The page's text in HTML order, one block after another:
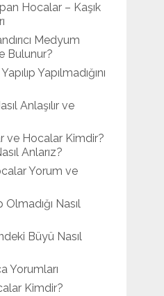
Hocalar – Kaşık
Medyum
Bulunur?
Yapılmadığını
Anlaşılır ve
ve Hocalar Kimdir?
Anlarız?
Yorum ve
Nasıl
Büyü Nasıl
Yorumları
Kimdir?